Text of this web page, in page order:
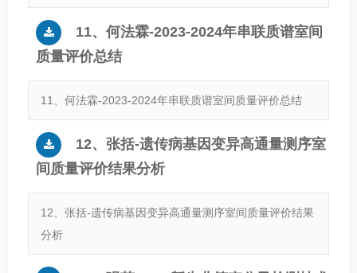
11、何法霖-2023-2024年串联质谱室间
质量评价总结
11、何法霖-2023-2024年串联质谱室间质量评价总结
12、张括-遗传病基因变异高通量测序室
间质量评价结果分析
12、张括-遗传病基因变异高通量测序室间质量评价结果
分析